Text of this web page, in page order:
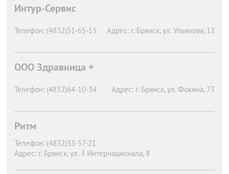
Интур-Сервис
Телефон: (4832)51-65-15 Адрес: г. Брянск, ул. Ульянова, 12
ООО Здравница +
Телефон: (4832)64-10-34 Адрес: г. Брянск, ул. Фокина, 73
Ритм
Телефон: (4832)33-57-21
Адрес: г. Брянск, ул. 3 Интернационала, 8